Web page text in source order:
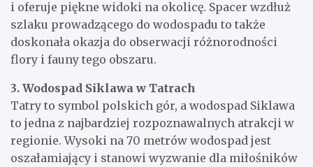
i oferuje piękne widoki na okolicę. Spacer wzdłuż
szlaku prowadzącego do wodospadu to także
doskonała okazja do obserwacji różnorodności
flory i fauny tego obszaru.
3. Wodospad Siklawa w Tatrach
Tatry to symbol polskich gór, a wodospad Siklawa
to jedna z najbardziej rozpoznawalnych atrakcji w
regionie. Wysoki na 70 metrów wodospad jest
oszałamiający i stanowi wyzwanie dla miłośników